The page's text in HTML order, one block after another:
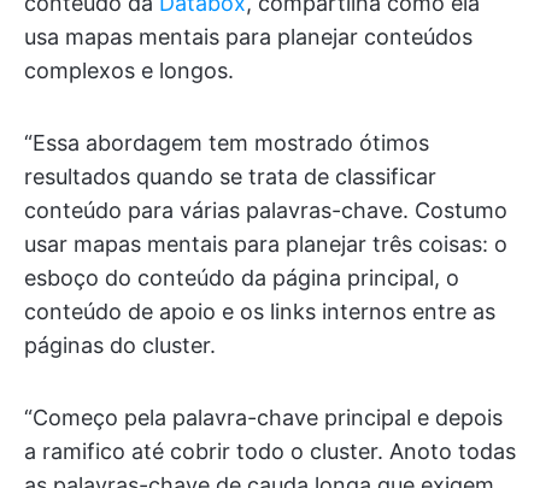
usa mapas mentais para planejar conteúdos
complexos e longos.
“Essa abordagem tem mostrado ótimos
resultados quando se trata de classificar
conteúdo para várias palavras-chave. Costumo
usar mapas mentais para planejar três coisas: o
esboço do conteúdo da página principal, o
conteúdo de apoio e os links internos entre as
páginas do cluster.
“Começo pela palavra-chave principal e depois
a ramifico até cobrir todo o cluster. Anoto todas